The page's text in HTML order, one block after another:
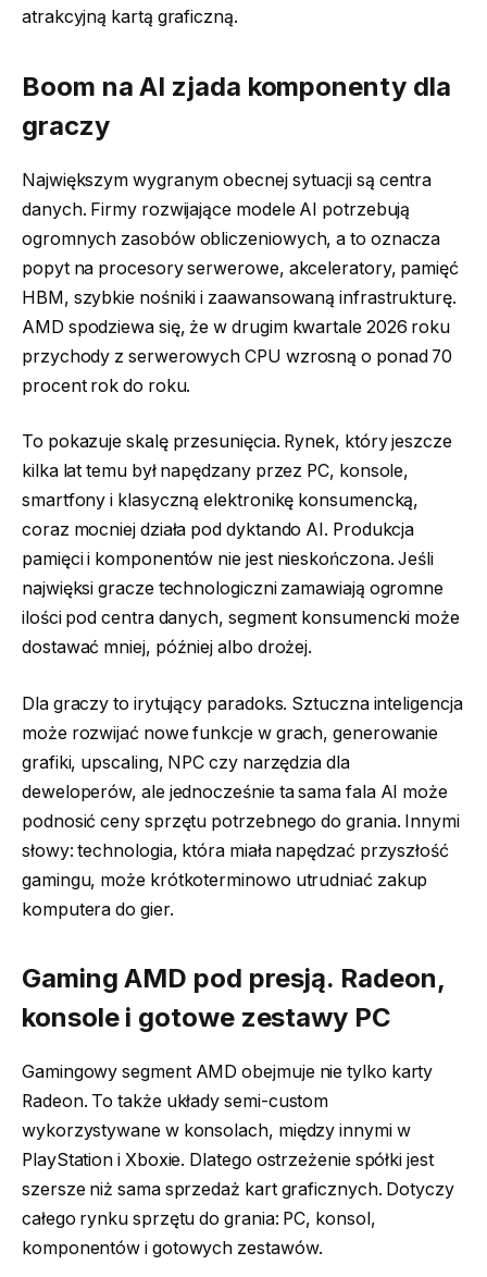
atrakcyjną kartą graficzną.
Boom na AI zjada komponenty dla
graczy
Największym wygranym obecnej sytuacji są centra
danych. Firmy rozwijające modele AI potrzebują
ogromnych zasobów obliczeniowych, a to oznacza
popyt na procesory serwerowe, akceleratory, pamięć
HBM, szybkie nośniki i zaawansowaną infrastrukturę.
AMD spodziewa się, że w drugim kwartale 2026 roku
przychody z serwerowych CPU wzrosną o ponad 70
procent rok do roku.
To pokazuje skalę przesunięcia. Rynek, który jeszcze
kilka lat temu był napędzany przez PC, konsole,
smartfony i klasyczną elektronikę konsumencką,
coraz mocniej działa pod dyktando AI. Produkcja
pamięci i komponentów nie jest nieskończona. Jeśli
najwięksi gracze technologiczni zamawiają ogromne
ilości pod centra danych, segment konsumencki może
dostawać mniej, później albo drożej.
Dla graczy to irytujący paradoks. Sztuczna inteligencja
może rozwijać nowe funkcje w grach, generowanie
grafiki, upscaling, NPC czy narzędzia dla
deweloperów, ale jednocześnie ta sama fala AI może
podnosić ceny sprzętu potrzebnego do grania. Innymi
słowy: technologia, która miała napędzać przyszłość
gamingu, może krótkoterminowo utrudniać zakup
komputera do gier.
Gaming AMD pod presją. Radeon,
konsole i gotowe zestawy PC
Gamingowy segment AMD obejmuje nie tylko karty
Radeon. To także układy semi-custom
wykorzystywane w konsolach, między innymi w
PlayStation i Xboxie. Dlatego ostrzeżenie spółki jest
szersze niż sama sprzedaż kart graficznych. Dotyczy
całego rynku sprzętu do grania: PC, konsol,
komponentów i gotowych zestawów.